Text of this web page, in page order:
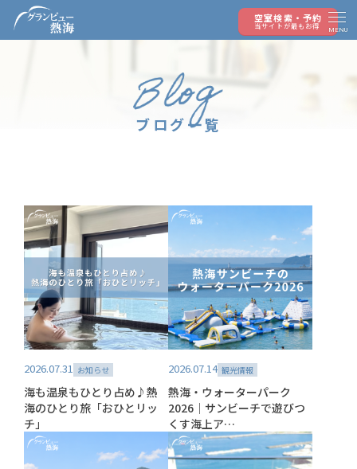
空室検索・予約
当サイトが最もお得 MENU
ブログ一覧
2026.07.31 お知らせ
海も温泉もひとり占め♪熱
海のひとり旅「おひとリッ
チ」
2026.07.14 観光情報
熱海・ウォーターパーク
2026｜サンビーチで遊びつ
くす海上ア…